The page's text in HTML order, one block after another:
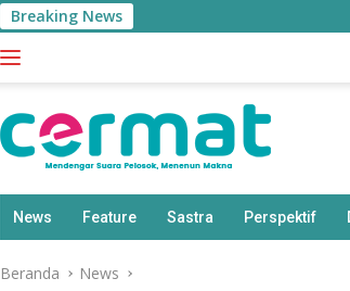
Breaking News
News Feature Sastra Perspektif
Beranda News